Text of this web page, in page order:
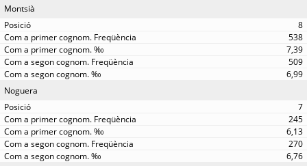
Montsià
8
538
7,39
509
6,99
Noguera
7
245
6,13
270
6,76